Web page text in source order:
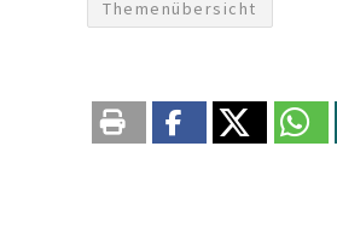
Themenübersicht